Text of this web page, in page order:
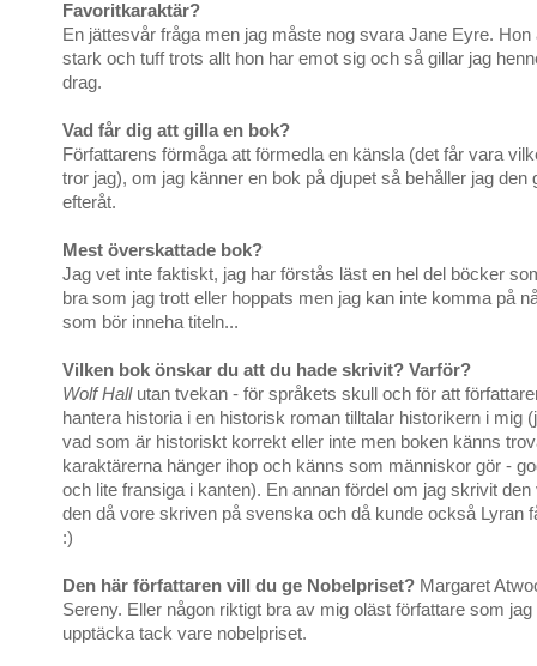
Favoritkaraktär?
En jättesvår fråga men jag måste nog svara Jane Eyre. Hon
stark och tuff trots allt hon har emot sig och så gillar jag
drag.
Vad får dig att gilla en bok?
Författarens förmåga att förmedla en känsla (det får vara
tror jag), om jag känner en bok på djupet så behåller jag den
efteråt.
Mest överskattade bok?
Jag vet inte faktiskt, jag har förstås läst en hel del böcker
bra som jag trott eller hoppats men jag kan inte komma på
som bör inneha titeln...
Vilken bok önskar du att du hade skrivit? Varför?
Wolf Hallutan tvekan - för språkets skull och för att
hantera historia i en historisk roman tilltalar historikern i mig
vad som är historiskt korrekt eller inte men boken känns
karaktärerna hänger ihop och känns som människor gör -
och lite fransiga i kanten). En annan fördel om jag skrivit
den då vore skriven på svenska och då kunde också Lyran
:)
Den här författaren vill du ge Nobelpriset? Margaret
Sereny. Eller någon riktigt bra av mig oläst författare som jag
upptäcka tack vare nobelpriset.